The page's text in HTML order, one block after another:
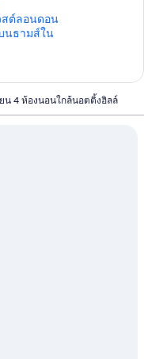
สต์ลอนดอน
นธามส์ใน
น 4 ห้องนอนใกล้นอตติ้งฮิลล์